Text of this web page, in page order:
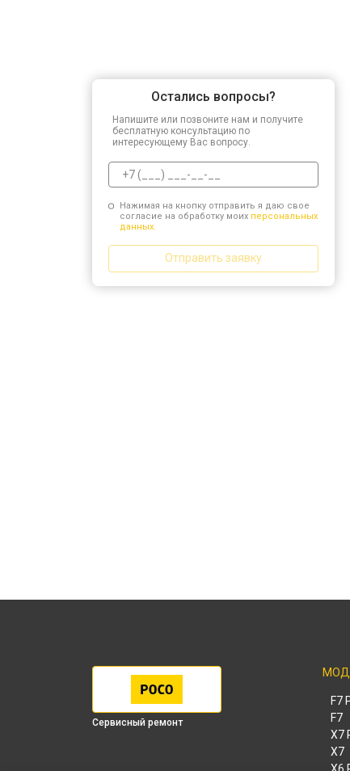
Остались вопросы?
Напишите или позвоните нам и получите
бесплатную консультацию по
интересующему Вас вопросу.
Нажимая на кнопку отправить я даю свое
согласие на обработку моих персональных
данных.
Отправить заявку
Сервисный ремонт
F7
F7
X7
X7